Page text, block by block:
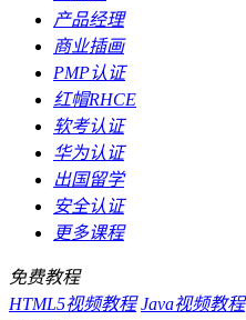
产品经理
商业插画
PMP认证
红帽RHCE
软考认证
华为认证
出国留学
安全认证
更多课程
免费教程
HTML5视频教程 Java视频教程